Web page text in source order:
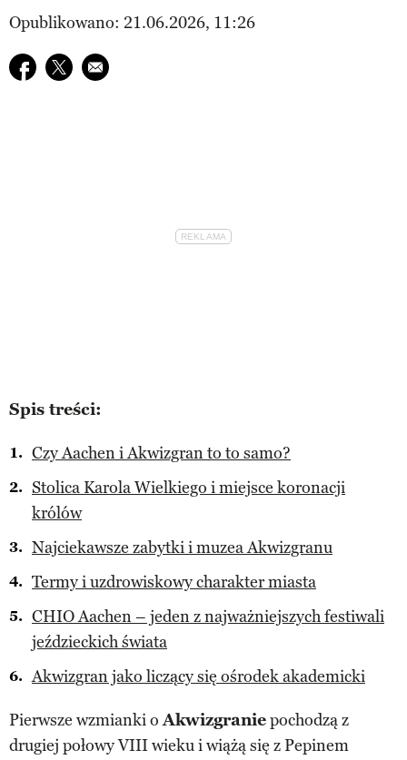
Opublikowano: 21.06.2026, 11:26
Udostępnij na facebook
Udostępnij na twitter
E-mail do przyjaciela
Spis treści:
Czy Aachen i Akwizgran to to samo?
Stolica Karola Wielkiego i miejsce koronacji
królów
Najciekawsze zabytki i muzea Akwizgranu
Termy i uzdrowiskowy charakter miasta
CHIO Aachen – jeden z najważniejszych festiwali
jeździeckich świata
Akwizgran jako liczący się ośrodek akademicki
Pierwsze wzmianki oAkwizgraniepochodzą z
drugiej połowy VIII wieku i wiążą się z Pepinem